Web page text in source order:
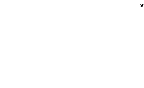
*
*
*
*
*
*
*
*
*